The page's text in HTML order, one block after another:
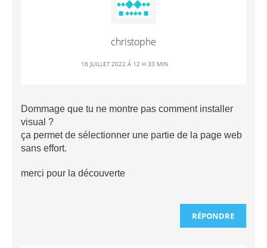
christophe
16 JUILLET 2022 Á 12 H 33 MIN
Dommage que tu ne montre pas comment installer
visual ?
ça permet de sélectionner une partie de la page web
sans effort.
merci pour la découverte
RÉPONDRE